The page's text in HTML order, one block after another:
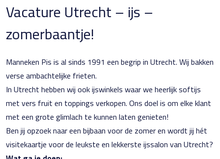
Vacature Utrecht – ijs –
zomerbaantje!
Manneken Pis is al sinds 1991 een begrip in Utrecht. Wij bakken
verse ambachtelijke frieten.
In Utrecht hebben wij ook ijswinkels waar we heerlijk softijs
met vers fruit en toppings verkopen. Ons doel is om elke klant
met een grote glimlach te kunnen laten genieten!
Ben jij opzoek naar een bijbaan voor de zomer en wordt jij hét
visitekaartje voor de leukste en lekkerste ijssalon van Utrecht?